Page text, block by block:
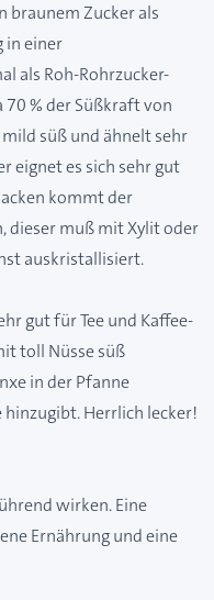
braunem Zucker als
in einer
als Roh-Rohrzucker-
% der Süßkraft von
süß und ähnelt sehr
eignet es sich sehr gut
kommt der
dieser muß mit Xylit oder
auskristallisiert.
gut für Tee und Kaffee-
toll Nüsse süß
in der Pfanne
hinzugibt. Herrlich lecker!
wirken. Eine
Ernährung und eine